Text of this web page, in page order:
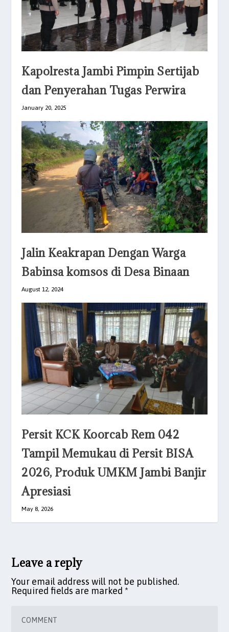
Kapolresta Jambi Pimpin Sertijab
dan Penyerahan Tugas Perwira
January 20, 2025
Jalin Keakrapan Dengan Warga
Babinsa komsos di Desa Binaan
August 12, 2024
Persit KCK Koorcab Rem 042
Tampil Memukau di Persit BISA
2026, Produk UMKM Jambi Banjir
Apresiasi
May 8, 2026
Leave a reply
Your email address will not be published.
Required fields are marked *